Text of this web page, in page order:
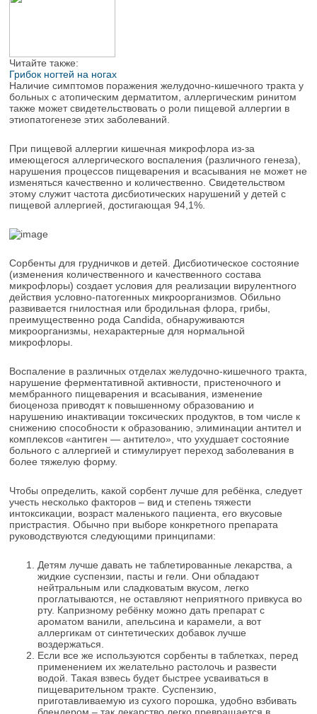
Читайте также:
Грибок ногтей на ногах
Наличие симптомов поражения желудочно-кишечного тракта у
больных с атопическим дерматитом, аллергическим ринитом
также может свидетельствовать о роли пищевой аллергии в
этиопатогенезе этих заболеваний.
При пищевой аллергии кишечная микрофлора из-за
имеющегося аллергического воспаления (различного генеза),
нарушения процессов пищеварения и всасывания не может не
изменяться качественно и количественно. Свидетельством
этому служит частота дисбиотических нарушений у детей с
пищевой аллергией, достигающая 94,1%.
Сорбенты для грудничков и детей. Дисбиотическое состояние
(изменения количественного и качественного состава
микрофлоры) создает условия для реализации вирулентного
действия условно-патогенных микроорганизмов. Обильно
развивается гнилостная или бродильная флора, грибы,
преимущественно рода Candida, обнаруживаются
микроорганизмы, нехарактерные для нормальной
микрофлоры.
Воспаление в различных отделах желудочно-кишечного тракта,
нарушение ферментативной активности, пристеночного и
мембранного пищеварения и всасывания, изменение
биоценоза приводят к повышенному образованию и
нарушению инактивации токсических продуктов, в том числе к
снижению способности к образованию, элиминации антител и
комплексов «антиген — антитело», что ухудшает состояние
больного с аллергией и стимулирует переход заболевания в
более тяжелую форму.
Чтобы определить, какой сорбент лучше для ребёнка, следует
учесть несколько факторов – вид и степень тяжести
интоксикации, возраст маленького пациента, его вкусовые
пристрастия. Обычно при выборе конкретного препарата
руководствуются следующими принципами:
Детям лучше давать не таблетированные лекарства, а
жидкие суспензии, пасты и гели. Они обладают
нейтральным или сладковатым вкусом, легко
проглатываются, не оставляют неприятного привкуса во
рту. Капризному ребёнку можно дать препарат с
ароматом ванили, апельсина и карамели, а вот
аллергикам от синтетических добавок лучше
воздержаться.
Если все же используются сорбенты в таблетках, перед
применением их желательно растолочь и развести
водой. Такая взвесь будет быстрее усваиваться в
пищеварительном тракте. Суспензию,
приготавливаемую из сухого порошка, удобно взбивать